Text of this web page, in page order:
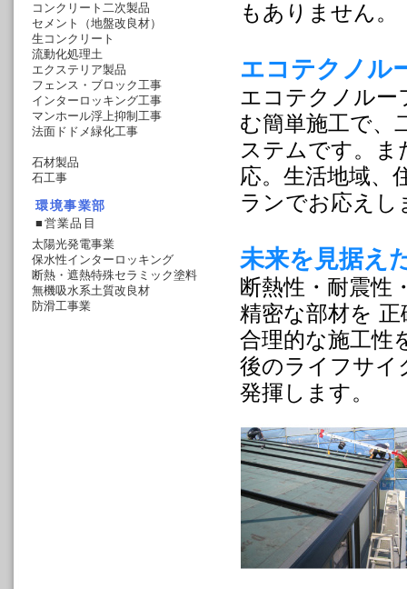
コンクリート二次製品
セメント（地盤改良材）
生コンクリート
流動化処理土
エクステリア製品
フェンス・ブロック工事
インターロッキング工事
マンホール浮上抑制工事
法面ドドメ緑化工事
石材製品
石工事
環境事業部
■営業品目
太陽光発電事業
保水性インターロッキング
断熱・遮熱特殊セラミック塗料
無機吸水系土質改良材
防滑工事業
もありません。
エコテクノル
エコテクノルー
む簡単施工で、
ステムです。ま
応。生活地域、
ランでお応え
未来を見据え
断熱性・耐震性
精密な部材を
合理的な施工性
後のライフサイ
発揮します。